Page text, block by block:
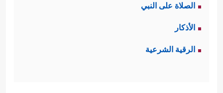
الصلاة على النبي
الأذكار
الرقية الشرعية